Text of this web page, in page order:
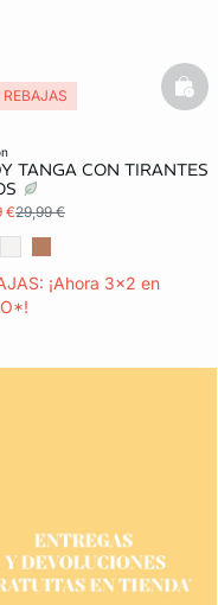
TANGA CON TIRANTES
€29,99 €
¡Ahora 3x2 en